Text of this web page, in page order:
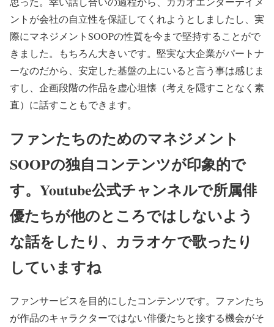
ントが会社の自立性を保証してくれようとしましたし、実
際にマネジメントSOOPの性質を今まで堅持することがで
きました。もちろん大きいです。堅実な大企業がパートナ
ーなのだから、安定した基盤の上にいると言う事は感じま
すし、企画段階の作品を虚心坦懐（考えを隠すことなく素
直）に話すこともできます。
ファンたちのためのマネジメント
SOOPの独自コンテンツが印象的で
す。Youtube公式チャンネルで所属俳
優たちが他のところではしないよう
な話をしたり、カラオケで歌ったり
していますね
ファンサービスを目的にしたコンテンツです。ファンたち
が作品のキャラクターではない俳優たちと接する機会がそ